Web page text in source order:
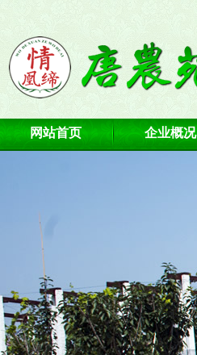
网站首页 企业概况